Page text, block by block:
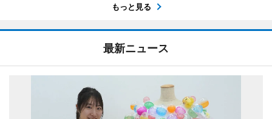
もっと見る
最新ニュース